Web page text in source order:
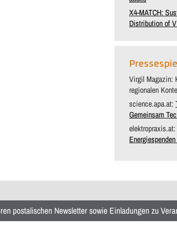
X4-MATCH:
Distribution of
Virgil Magazin:
regionalen
science.apa.at:
Gemeinsam
elektropraxis.at:
postalischen Newsletter sowie Einladungen zu